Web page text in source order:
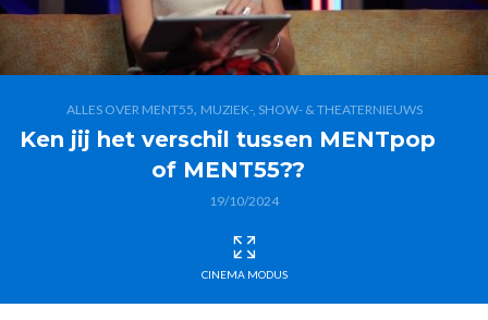
ALLES OVER MENT55, MUZIEK-, SHOW- & THEATERNIEUWS
Ken jij het verschil tussen MENTpop
of MENT55??
19/10/2024
CINEMA MODUS